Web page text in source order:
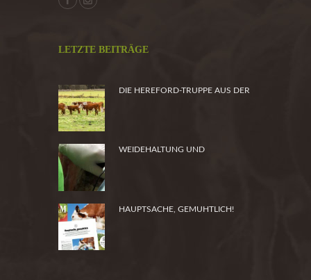
LETZTE BEITRÄGE
DIE HEREFORD-TRUPPE AUS DER
WEIDEHALTUNG UND
HAUPTSACHE, GEMUHTLICH!